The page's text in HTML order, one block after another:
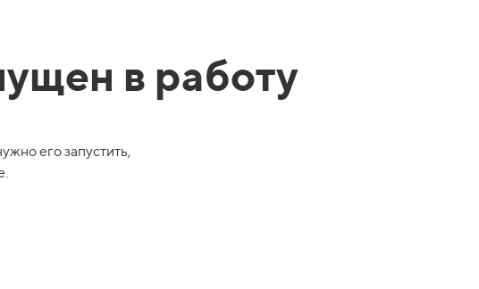
в работу
его запустить,